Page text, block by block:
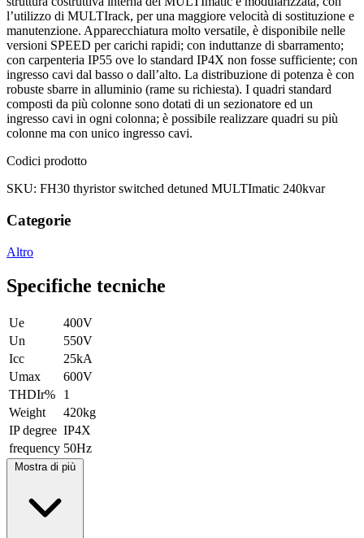
l’utilizzo di MULTIrack, per una maggiore velocità di sostituzione e
manutenzione. Apparecchiatura molto versatile, è disponibile nelle
versioni SPEED per carichi rapidi; con induttanze di sbarramento;
con carpenteria IP55 ove lo standard IP4X non fosse sufficiente; con
ingresso cavi dal basso o dall’alto. La distribuzione di potenza è con
robuste sbarre in alluminio (rame su richiesta). I quadri standard
composti da più colonne sono dotati di un sezionatore ed un
ingresso cavi in ogni colonna; è possibile realizzare quadri su più
colonne ma con unico ingresso cavi.
Codici prodotto
SKU: FH30 thyristor switched detuned MULTImatic 240kvar
Categorie
Altro
Specifiche tecniche
Ue
400V
Un
550V
Icc
25kA
Umax
600V
THDIr%
1
Weight
420kg
IP degree IP4X
frequency 50Hz
Mostra di più